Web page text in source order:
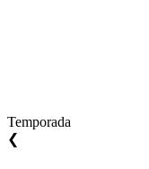
Temporada
❮